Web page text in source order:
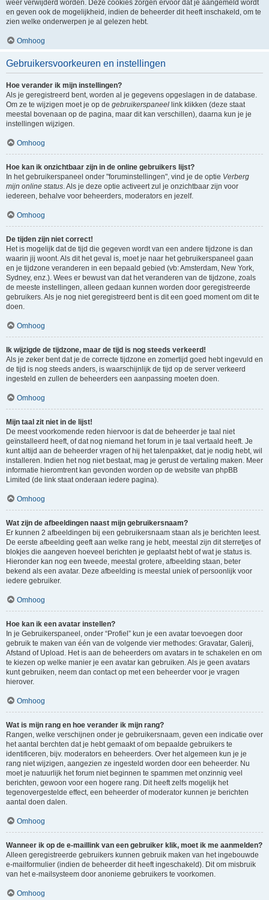
weer verwijderd worden. Deze cookies zorgen ervoor dat je aangemeld wordt
en geven ook de mogelijkheid, indien de beheerder dit heeft inschakeld, om te
zien welke onderwerpen je al gelezen hebt.
Omhoog
Gebruikersvoorkeuren en instellingen
Hoe verander ik mijn instellingen?
Als je geregistreerd bent, worden al je gegevens opgeslagen in de database.
Om ze te wijzigen moet je op de gebruikerspaneel link klikken (deze staat
meestal bovenaan op de pagina, maar dit kan verschillen), daarna kun je je
instellingen wijzigen.
Omhoog
Hoe kan ik onzichtbaar zijn in de online gebruikers lijst?
In het gebruikerspaneel onder "foruminstellingen", vind je de optie Verberg
mijn online status. Als je deze optie activeert zul je onzichtbaar zijn voor
iedereen, behalve voor beheerders, moderators en jezelf.
Omhoog
De tijden zijn niet correct!
Het is mogelijk dat de tijd die gegeven wordt van een andere tijdzone is dan
waarin jij woont. Als dit het geval is, moet je naar het gebruikerspaneel gaan
en je tijdzone veranderen in een bepaald gebied (vb: Amsterdam, New York,
Sydney, enz.). Wees er bewust van dat het veranderen van de tijdzone, zoals
de meeste instellingen, alleen gedaan kunnen worden door geregistreerde
gebruikers. Als je nog niet geregistreerd bent is dit een goed moment om dit te
doen.
Omhoog
Ik wijzigde de tijdzone, maar de tijd is nog steeds verkeerd!
Als je zeker bent dat je de correcte tijdzone en zomertijd goed hebt ingevuld en
de tijd is nog steeds anders, is waarschijnlijk de tijd op de server verkeerd
ingesteld en zullen de beheerders een aanpassing moeten doen.
Omhoog
Mijn taal zit niet in de lijst!
De meest voorkomende reden hiervoor is dat de beheerder je taal niet
geïnstalleerd heeft, of dat nog niemand het forum in je taal vertaald heeft. Je
kunt altijd aan de beheerder vragen of hij het talenpakket, dat je nodig hebt, wil
installeren. Indien het nog niet bestaat, mag je gerust de vertaling maken. Meer
informatie hieromtrent kan gevonden worden op de website van phpBB
Limited (de link staat onderaan iedere pagina).
Omhoog
Wat zijn de afbeeldingen naast mijn gebruikersnaam?
Er kunnen 2 afbeeldingen bij een gebruikersnaam staan als je berichten leest.
De eerste afbeelding geeft aan welke rang je hebt, meestal zijn dit sterretjes of
blokjes die aangeven hoeveel berichten je geplaatst hebt of wat je status is.
Hieronder kan nog een tweede, meestal grotere, afbeelding staan, beter
bekend als een avatar. Deze afbeelding is meestal uniek of persoonlijk voor
iedere gebruiker.
Omhoog
Hoe kan ik een avatar instellen?
In je Gebruikerspaneel, onder “Profiel” kun je een avatar toevoegen door
gebruik te maken van één van de volgende vier methodes: Gravatar, Galerij,
Afstand of Upload. Het is aan de beheerders om avatars in te schakelen en om
te kiezen op welke manier je een avatar kan gebruiken. Als je geen avatars
kunt gebruiken, neem dan contact op met een beheerder voor je vragen
hierover.
Omhoog
Wat is mijn rang en hoe verander ik mijn rang?
Rangen, welke verschijnen onder je gebruikersnaam, geven een indicatie over
het aantal berchten dat je hebt gemaakt of om bepaalde gebruikers te
identificeren, bijv. moderators en beheerders. Over het algemeen kun je je
rang niet wijzigen, aangezien ze ingesteld worden door een beheerder. Nu
moet je natuurlijk het forum niet beginnen te spammen met onzinnig veel
berichten, gewoon voor een hogere rang. Dit heeft zelfs mogelijk het
tegenovergestelde effect, een beheerder of moderator kunnen je berichten
aantal doen dalen.
Omhoog
Wanneer ik op de e-maillink van een gebruiker klik, moet ik me aanmelden?
Alleen geregistreerde gebruikers kunnen gebruik maken van het ingebouwde
e-mailformulier (indien de beheerder dit heeft ingeschakeld). Dit om misbruik
van het e-mailsysteem door anonieme gebruikers te voorkomen.
Omhoog